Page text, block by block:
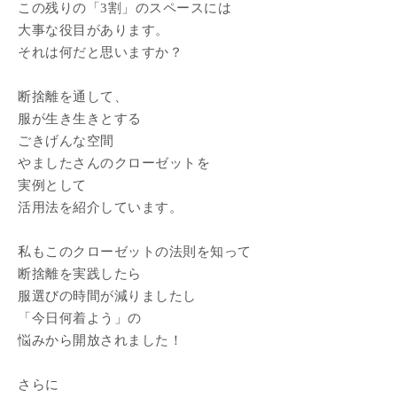
この残りの「3割」のスペースには
大事な役目があります。
それは何だと思いますか？
断捨離を通して、
服が生き生きとする
ごきげんな空間
やましたさんのクローゼットを
実例として
活用法を紹介しています。
私もこのクローゼットの法則を知って
断捨離を実践したら
服選びの時間が減りましたし
「今日何着よう」の
悩みから開放されました！
さらに